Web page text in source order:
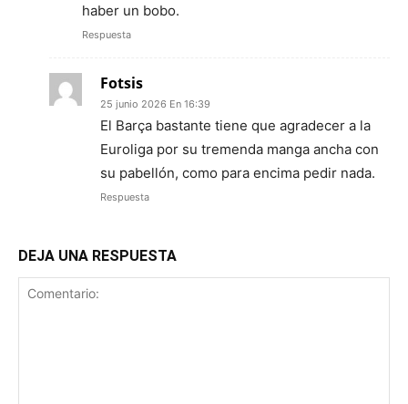
haber un bobo.
Respuesta
Fotsis
25 junio 2026 En 16:39
El Barça bastante tiene que agradecer a la
Euroliga por su tremenda manga ancha con
su pabellón, como para encima pedir nada.
Respuesta
DEJA UNA RESPUESTA